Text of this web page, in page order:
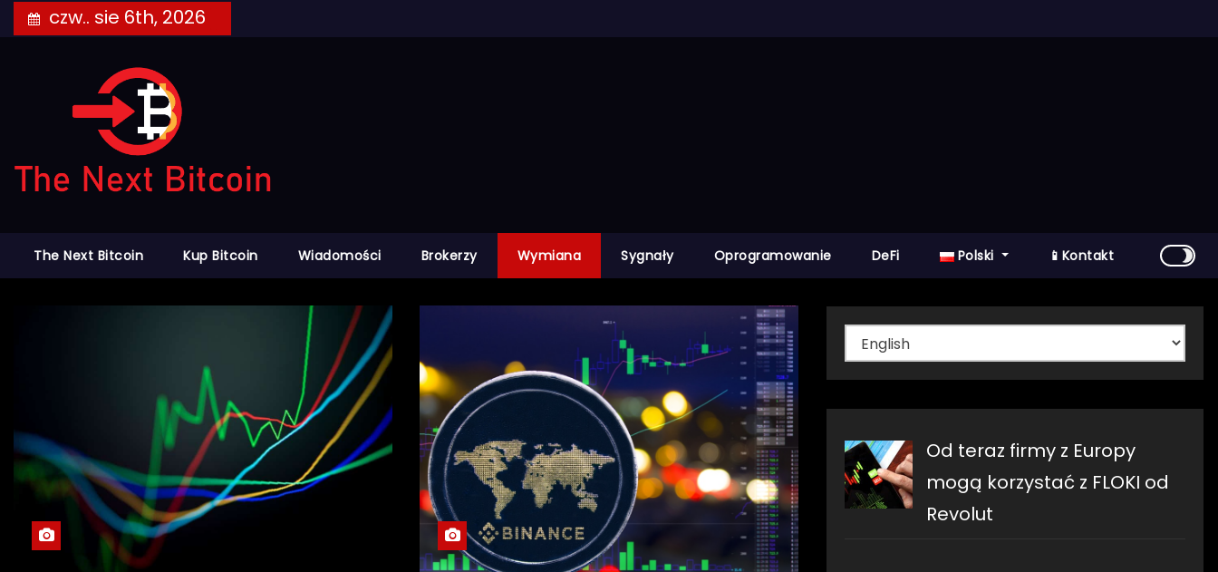
to
czw.. sie 6th, 2026
The Next Bitcoin Kup Bitcoin Wiadomości Brokerzy Wymiana Sygnały Oprogramowanie DeFi Polski 📱Kontakt
Wybierz
język
Od teraz firmy z Europy
mogą korzystać z FLOKI od
Revolut